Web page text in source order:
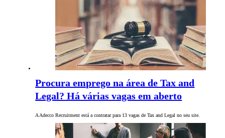
Procura emprego na área de Tax and
Legal? Há várias vagas em aberto
A Adecco Recruitment está a contratar para 13 vagas de Tax and Legal no seu site.